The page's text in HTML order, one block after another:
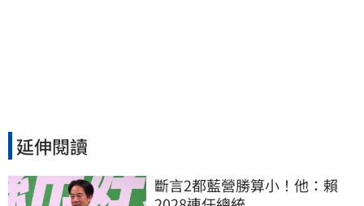
延伸閱讀
斷言2都藍營勝算小！他：賴